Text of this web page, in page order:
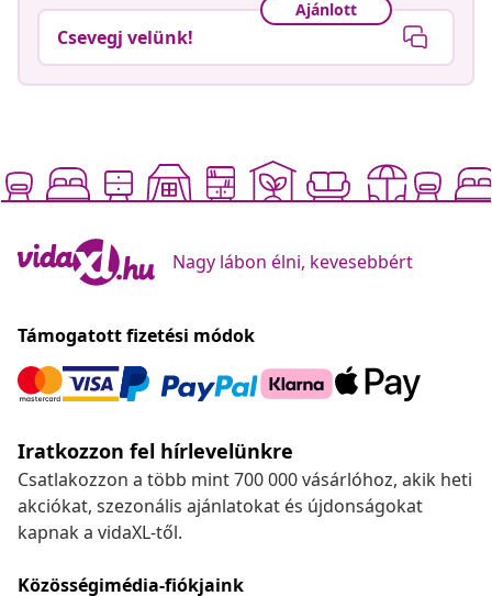
Ajánlott
Csevegj velünk!
Nagy lábon élni, kevesebbért
Támogatott fizetési módok
Iratkozzon fel hírlevelünkre
Csatlakozzon a több mint 700 000 vásárlóhoz, akik heti
akciókat, szezonális ajánlatokat és újdonságokat
kapnak a vidaXL-től.
Közösségimédia-fiókjaink